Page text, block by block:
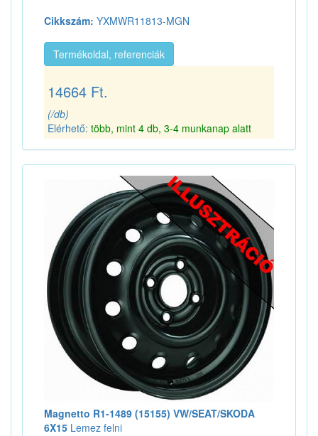
Cikkszám: YXMWR11813-MGN
Termékoldal, referenciák
14664 Ft.
(/db)
Elérhető: több, mint 4 db, 3-4 munkanap alatt
Magnetto R1-1489 (15155) VW/SEAT/SKODA
6X15 Lemez felni